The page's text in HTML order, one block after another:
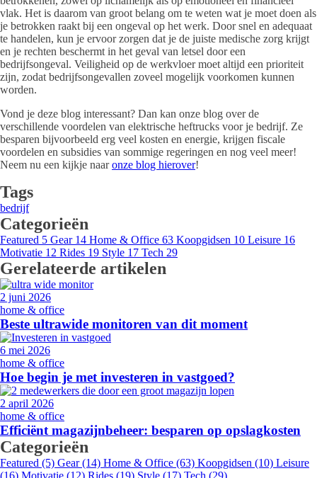
vlak. Het is daarom van groot belang om te weten wat je moet doen als
je betrokken raakt bij een ongeval op het werk. Door snel en adequaat
te handelen, kun je ervoor zorgen dat je de juiste medische zorg krijgt
en je rechten beschermt in het geval van letsel door een
bedrijfsongeval. Veiligheid op de werkvloer moet altijd een prioriteit
zijn, zodat bedrijfsongevallen zoveel mogelijk voorkomen kunnen
worden.
Vond je deze blog interessant? Dan kan onze blog over de
verschillende voordelen van elektrische heftrucks voor je bedrijf. Ze
besparen bijvoorbeeld erg veel kosten en energie, krijgen fiscale
voordelen en subsidies van sommige regeringen en nog veel meer!
Neem nu een kijkje naaronze blog hierover!
Tags
bedrijf
Categorieën
Featured 5 Gear 14 Home & Office 63 Koopgidsen 10 Leisure 16
Motivatie 12 Rides 19 Style 17 Tech 29
Gerelateerde artikelen
2 juni 2026
home & office
Beste ultrawide monitoren van dit moment
6 mei 2026
home & office
Hoe begin je met investeren in vastgoed?
2 april 2026
home & office
Efficiënt magazijnbeheer: besparen op opslagkosten
Categorieën
Featured (5) Gear (14) Home & Office (63) Koopgidsen (10) Leisure
(16) Motivatie (12) Rides (19) Style (17) Tech (29)